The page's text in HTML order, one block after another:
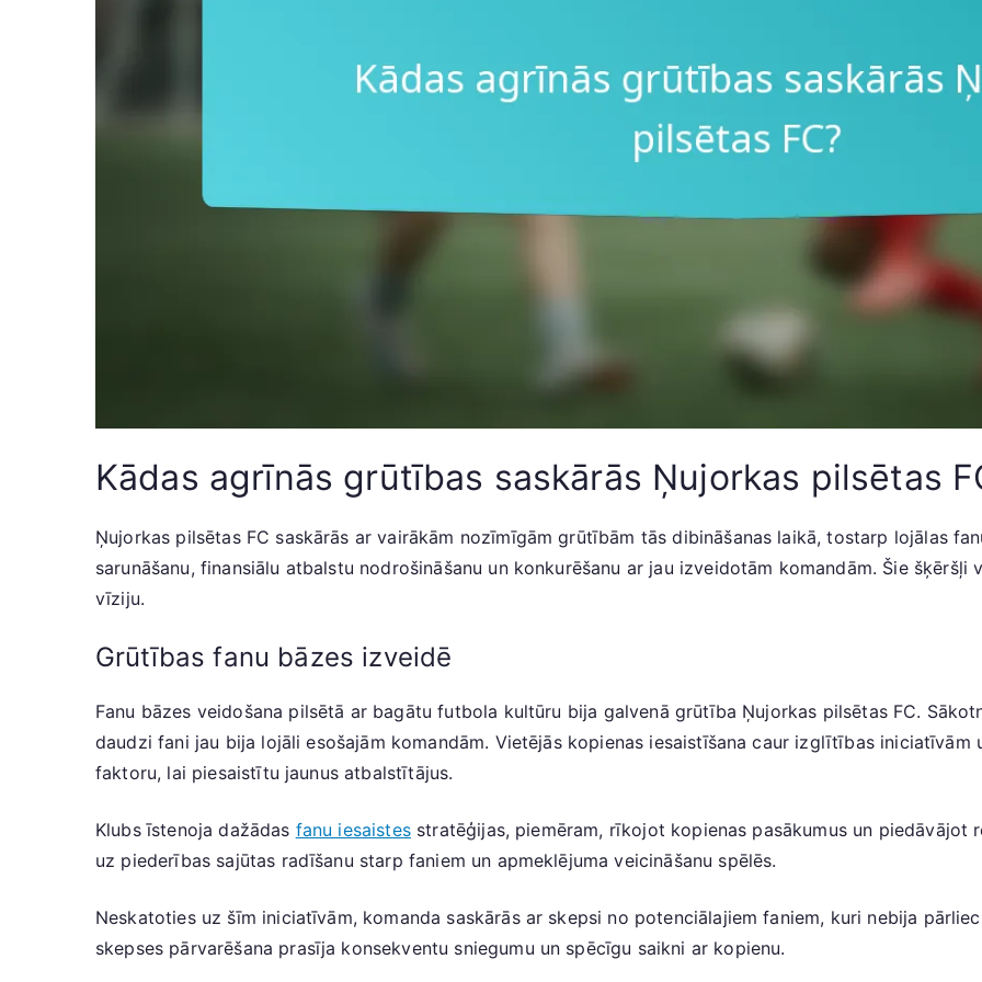
Kādas agrīnās grūtības saskārās Ņujorkas pilsētas
Ņujorkas pilsētas FC saskārās ar vairākām nozīmīgām grūtībām tās dibināšanas laikā, tostarp lojālas
sarunāšanu, finansiālu atbalstu nodrošināšanu un konkurēšanu ar jau izveidotām komandām. Šie
vīziju.
Grūtības fanu bāzes izveidē
Fanu bāzes veidošana pilsētā ar bagātu futbola kultūru bija galvenā grūtība Ņujorkas pilsētas FC.
daudzi fani jau bija lojāli esošajām komandām. Vietējās kopienas iesaistīšana caur izglītības
faktoru, lai piesaistītu jaunus atbalstītājus.
Klubs īstenoja dažādas fanu iesaistesstratēģijas, piemēram, rīkojot kopienas pasākumus un piedāvājot
uz piederības sajūtas radīšanu starp faniem un apmeklējuma veicināšanu spēlēs.
Neskatoties uz šīm iniciatīvām, komanda saskārās ar skepsi no potenciālajiem faniem, kuri nebija
skepses pārvarēšana prasīja konsekventu sniegumu un spēcīgu saikni ar kopienu.